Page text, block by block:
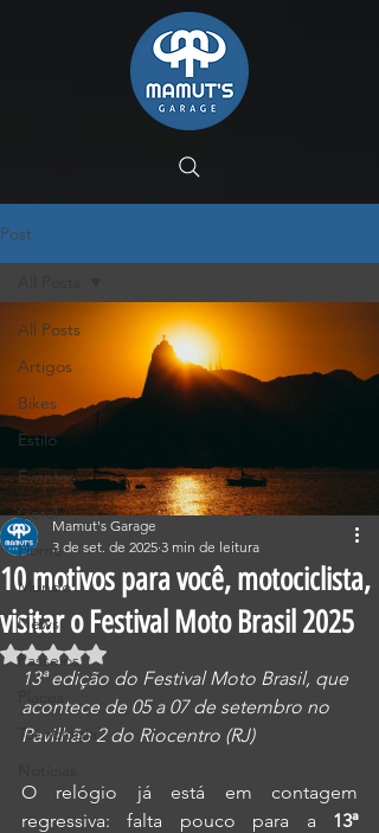
Post
All Posts
Artigos
Bikes
Estilo
Eventos
Geral
Home
Mundo
News
Passeios
Tecnologia
10 motivos para você, motociclista,
visitar o Festival Moto Brasil 2025
Mamut's Garage
3 de set. de 2025 3 min de leitura
Avaliado com NaN de 5 estrelas.
13ª edição do Festival Moto Brasil, que
acontece de 05 a 07 de setembro no
Pavilhão 2 do Riocentro (RJ)
O relógio já está em contagem
regressiva: falta pouco para a 13ª